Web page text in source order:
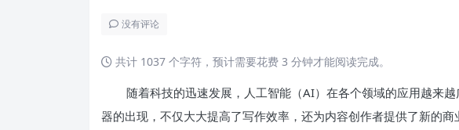
没有评论
共计 1037 个字符，预计需要花费 3 分钟才能阅读完成。
随着科技的迅速发展，人工智能（AI）在各个领域的应用越来
器的出现，不仅大大提高了写作效率，还为内容创作者提供了新的